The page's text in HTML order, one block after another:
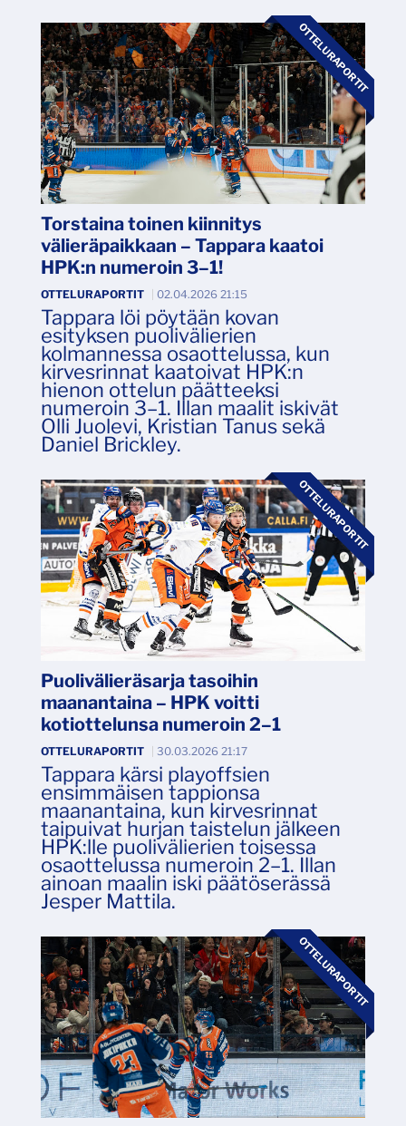
OTTELURAPORTIT
Torstaina toinen kiinnitys
välieräpaikkaan – Tappara kaatoi
HPK:n numeroin 3–1!
OTTELURAPORTIT 02.04.2026 21:15
Tappara löi pöytään kovan
esityksen puolivälierien
kolmannessa osaottelussa, kun
kirvesrinnat kaatoivat HPK:n
hienon ottelun päätteeksi
numeroin 3–1. Illan maalit iskivät
Olli Juolevi, Kristian Tanus sekä
Daniel Brickley.
OTTELURAPORTIT
Puolivälieräsarja tasoihin
maanantaina – HPK voitti
kotiottelunsa numeroin 2–1
OTTELURAPORTIT 30.03.2026 21:17
Tappara kärsi playoffsien
ensimmäisen tappionsa
maanantaina, kun kirvesrinnat
taipuivat hurjan taistelun jälkeen
HPK:lle puolivälierien toisessa
osaottelussa numeroin 2–1. Illan
ainoan maalin iski päätöserässä
Jesper Mattila.
OTTELURAPORTIT